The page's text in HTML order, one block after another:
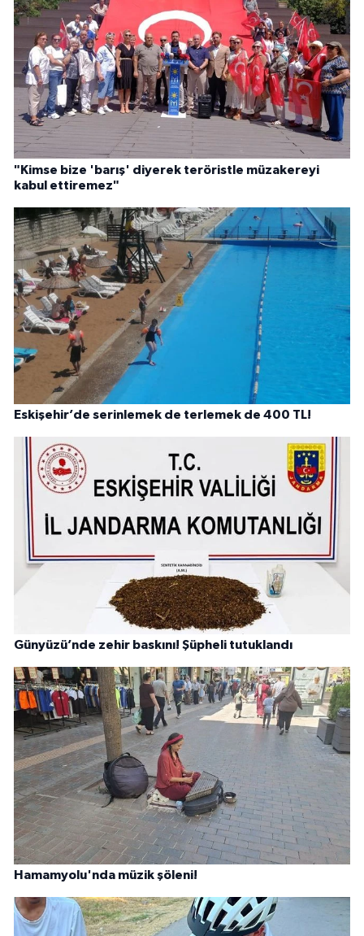
"Kimse bize 'barış' diyerek teröristle müzakereyi
kabul ettiremez"
Eskişehir’de serinlemek de terlemek de 400 TL!
Günyüzü’nde zehir baskını! Şüpheli tutuklandı
Hamamyolu'nda müzik şöleni!